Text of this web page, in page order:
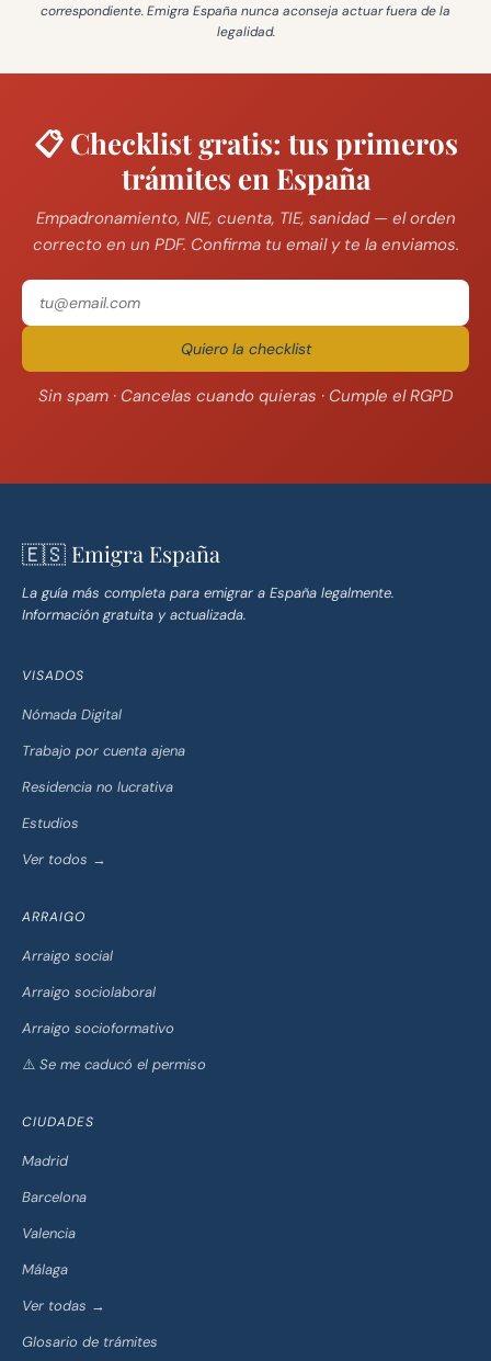
correspondiente. Emigra España nunca aconseja actuar fuera de la
legalidad.
📋 Checklist gratis: tus primeros
trámites en España
Empadronamiento, NIE, cuenta, TIE, sanidad — el orden
correcto en un PDF. Confirma tu email y te la enviamos.
Quiero la checklist
Sin spam · Cancelas cuando quieras · Cumple el RGPD
🇪🇸 Emigra España
La guía más completa para emigrar a España legalmente.
Información gratuita y actualizada.
VISADOS
Nómada Digital
Trabajo por cuenta ajena
Residencia no lucrativa
Estudios
Ver todos →
ARRAIGO
Arraigo social
Arraigo sociolaboral
Arraigo socioformativo
⚠️ Se me caducó el permiso
CIUDADES
Madrid
Barcelona
Valencia
Málaga
Ver todas →
Glosario de trámites